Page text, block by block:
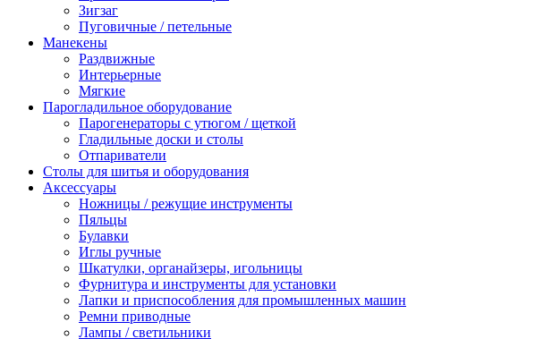
Зигзаг
Пуговичные / петельные
Манекены
Раздвижные
Интерьерные
Мягкие
Парогладильное оборудование
Парогенераторы с утюгом / щеткой
Гладильные доски и столы
Отпариватели
Столы для шитья и оборудования
Аксессуары
Ножницы / режущие инструменты
Пяльцы
Булавки
Иглы ручные
Шкатулки, органайзеры, игольницы
Фурнитура и инструменты для установки
Лапки и приспособления для промышленных машин
Ремни приводные
Лампы / светильники